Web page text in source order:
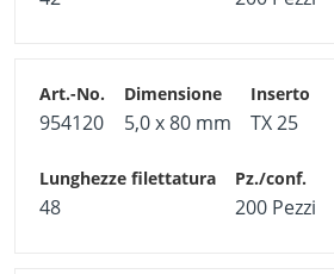
954120 5,0 x 80 mm TX 25
48 200 Pezzi